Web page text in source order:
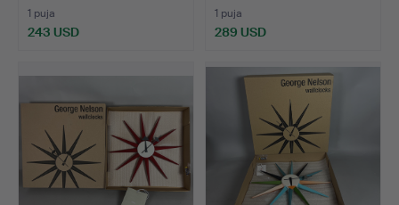
1 puja
243 USD
1 puja
289 USD